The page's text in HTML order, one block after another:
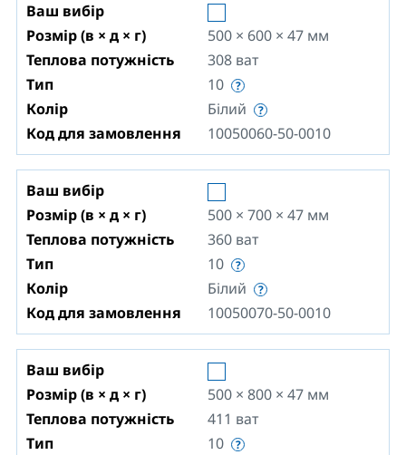
Ваш вибір
Розмір (в × д × г)
500 × 600 × 47 мм
Теплова потужність
308 ват
Тип
10
Колір
Білий
Код для замовлення
10050060-50-0010
Ваш вибір
Розмір (в × д × г)
500 × 700 × 47 мм
Теплова потужність
360 ват
Тип
10
Колір
Білий
Код для замовлення
10050070-50-0010
Ваш вибір
Розмір (в × д × г)
500 × 800 × 47 мм
Теплова потужність
411 ват
Тип
10